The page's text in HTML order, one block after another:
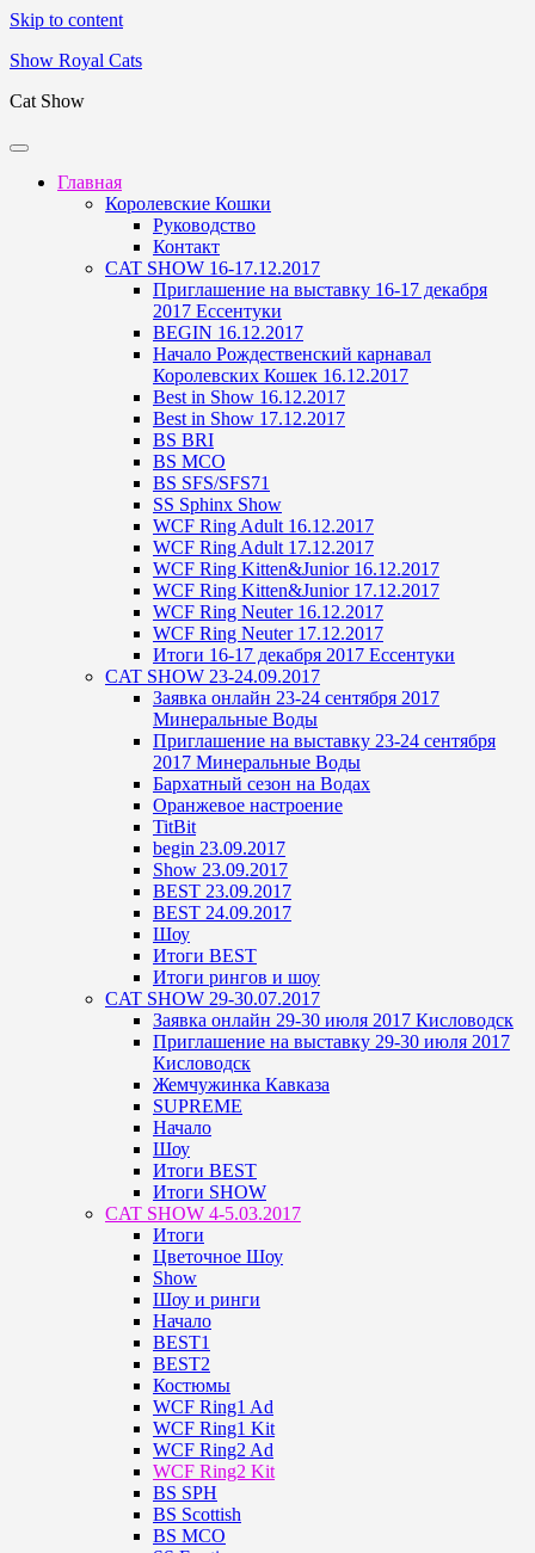
Skip to content
Show Royal Cats
Cat Show
Главная
Королевские Кошки
Руководство
Контакт
CAT SHOW 16-17.12.2017
Приглашение на выставку 16-17 декабря
2017 Ессентуки
BEGIN 16.12.2017
Начало Рождественский карнавал
Королевских Кошек 16.12.2017
Best in Show 16.12.2017
Best in Show 17.12.2017
BS BRI
BS MCO
BS SFS/SFS71
SS Sphinx Show
WCF Ring Adult 16.12.2017
WCF Ring Adult 17.12.2017
WCF Ring Kitten&Junior 16.12.2017
WCF Ring Kitten&Junior 17.12.2017
WCF Ring Neuter 16.12.2017
WCF Ring Neuter 17.12.2017
Итоги 16-17 декабря 2017 Ессентуки
CAT SHOW 23-24.09.2017
Заявка онлайн 23-24 сентября 2017
Минеральные Воды
Приглашение на выставку 23-24 сентября
2017 Минеральные Воды
Бархатный сезон на Водах
Оранжевое настроение
TitBit
begin 23.09.2017
Show 23.09.2017
BEST 23.09.2017
BEST 24.09.2017
Шоу
Итоги BEST
Итоги рингов и шоу
CAT SHOW 29-30.07.2017
Заявка онлайн 29-30 июля 2017 Кисловодск
Приглашение на выставку 29-30 июля 2017
Кисловодск
Жемчужинка Кавказа
SUPREME
Начало
Шоу
Итоги BEST
Итоги SHOW
CAT SHOW 4-5.03.2017
Итоги
Цветочное Шоу
Show
Шоу и ринги
Начало
BEST1
BEST2
Костюмы
WCF Ring1 Ad
WCF Ring1 Kit
WCF Ring2 Ad
WCF Ring2 Kit
BS SPH
BS Scottish
BS MCO